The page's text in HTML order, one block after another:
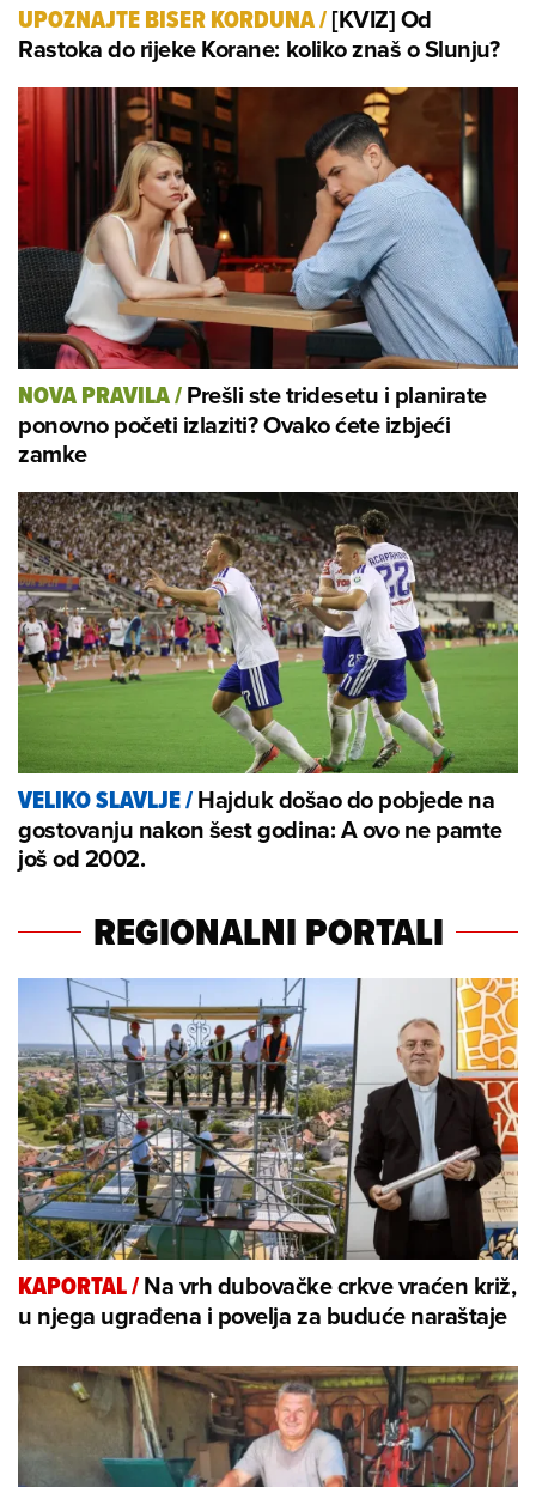
UPOZNAJTE BISER KORDUNA/[KVIZ] Od
Rastoka do rijeke Korane: koliko znaš o Slunju?
NOVA PRAVILA/Prešli ste tridesetu i planirate
ponovno početi izlaziti? Ovako ćete izbjeći
zamke
VELIKO SLAVLJE/Hajduk došao do pobjede na
gostovanju nakon šest godina: A ovo ne pamte
još od 2002.
REGIONALNI PORTALI
KAPORTAL/Na vrh dubovačke crkve vraćen križ,
u njega ugrađena i povelja za buduće naraštaje